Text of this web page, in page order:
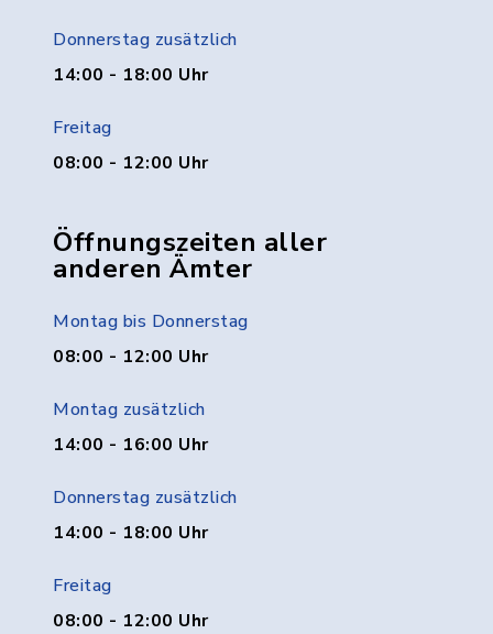
Donnerstag zusätzlich
14:00 - 18:00 Uhr
Freitag
08:00 - 12:00 Uhr
Öffnungszeiten aller
anderen Ämter
Montag bis Donnerstag
08:00 - 12:00 Uhr
Montag zusätzlich
14:00 - 16:00 Uhr
Donnerstag zusätzlich
14:00 - 18:00 Uhr
Freitag
08:00 - 12:00 Uhr